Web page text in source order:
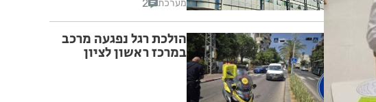
מערכת 2
הולכת רגל נפגעה מרכב
במרכז ראשון לציון